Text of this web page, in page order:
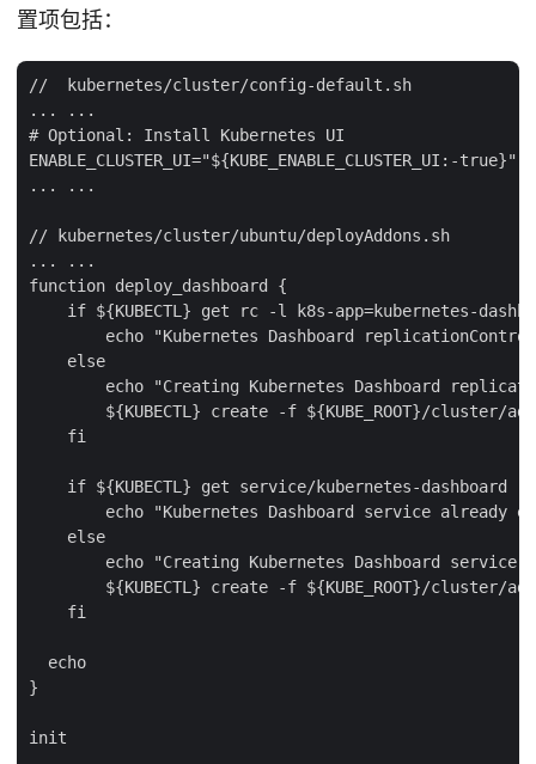
置项包括：
//  kubernetes/cluster/config-default.sh
... ...
# Optional: Install Kubernetes UI
ENABLE_CLUSTER_UI="${KUBE_ENABLE_CLUSTER_UI:-true}"
... ...
// kubernetes/cluster/ubuntu/deployAddons.sh
... ...
function deploy_dashboard {
if ${KUBECTL} get rc -l k8s-app=kubernetes-
echo "Kubernetes Dashboard
    else
echo "Creating Kubernetes Dashboard
${KUBECTL} create -f ${KUBE_ROOT}/cluster/
    fi
if ${KUBECTL} get service/kubernetes-dashboard
echo "Kubernetes Dashboard service already
    else
        echo "Creating Kubernetes Dashboard service"
${KUBECTL} create -f ${KUBE_ROOT}/cluster/
    fi
  echo
}
init